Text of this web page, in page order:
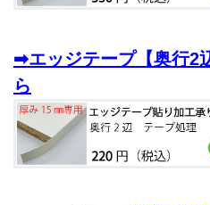
➡エッジテープ【奥行2
ら